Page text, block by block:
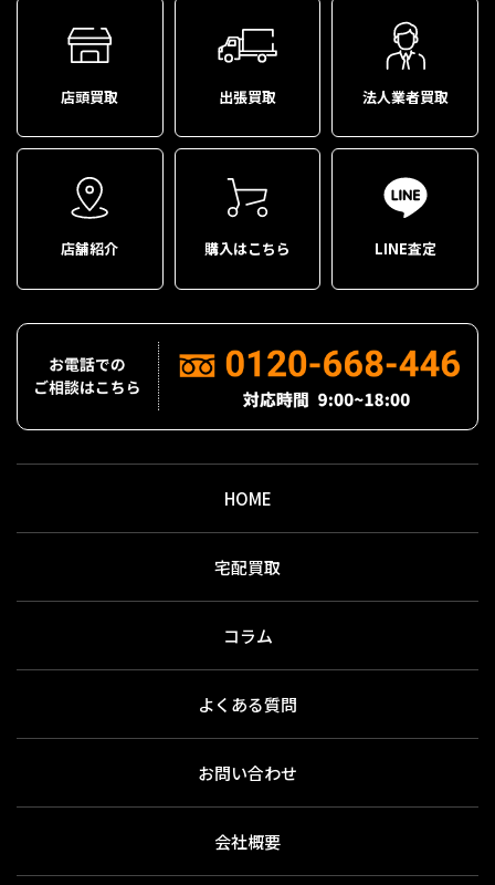
店頭買取 出張買取 法人業者買取
店舗紹介 購入はこちら LINE査定
HOME
宅配買取
コラム
よくある質問
お問い合わせ
会社概要